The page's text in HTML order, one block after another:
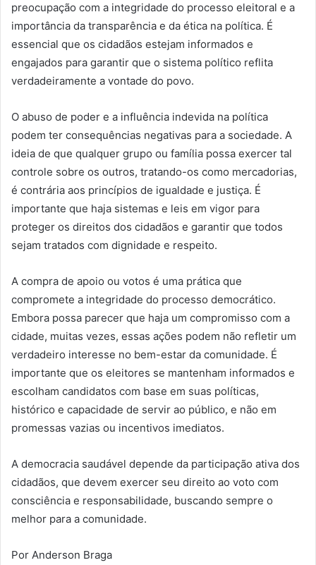
preocupação com a integridade do processo eleitoral e a
importância da transparência e da ética na política. É
essencial que os cidadãos estejam informados e
engajados para garantir que o sistema político reflita
verdadeiramente a vontade do povo.
O abuso de poder e a influência indevida na política
podem ter consequências negativas para a sociedade. A
ideia de que qualquer grupo ou família possa exercer tal
controle sobre os outros, tratando-os como mercadorias,
é contrária aos princípios de igualdade e justiça. É
importante que haja sistemas e leis em vigor para
proteger os direitos dos cidadãos e garantir que todos
sejam tratados com dignidade e respeito.
A compra de apoio ou votos é uma prática que
compromete a integridade do processo democrático.
Embora possa parecer que haja um compromisso com a
cidade, muitas vezes, essas ações podem não refletir um
verdadeiro interesse no bem-estar da comunidade. É
importante que os eleitores se mantenham informados e
escolham candidatos com base em suas políticas,
histórico e capacidade de servir ao público, e não em
promessas vazias ou incentivos imediatos.
A democracia saudável depende da participação ativa dos
cidadãos, que devem exercer seu direito ao voto com
consciência e responsabilidade, buscando sempre o
melhor para a comunidade.
Por Anderson Braga